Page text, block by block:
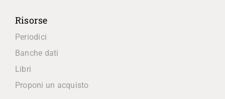
Risorse
Periodici
Banche dati
Libri
Proponi un acquisto